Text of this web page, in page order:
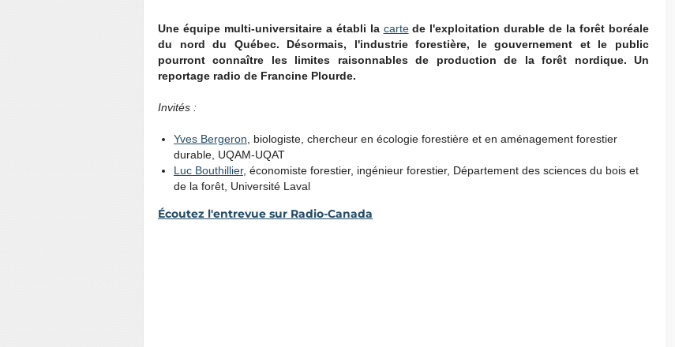
Une équipe multi-universitaire a établi la cartede l'exploitation durable de la forêt boréale
du nord du Québec. Désormais, l'industrie forestière, le gouvernement et le public
pourront connaître les limites raisonnables de production de la forêt nordique. Un
reportage radio de Francine Plourde.
Invités :
Yves Bergeron , biologiste, chercheur en écologie forestière et en aménagement forestier
durable, UQAM-UQAT
Luc Bouthillier, économiste forestier, ingénieur forestier, Département des sciences du bois et
de la forêt, Université Laval
Écoutez l'entrevue sur Radio-Canada